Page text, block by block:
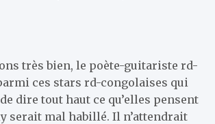
très bien, le poète-guitariste rd-
ces stars rd-congolaises qui
dire tout haut ce qu’elles pensent
serait mal habillé. Il n’attendrait